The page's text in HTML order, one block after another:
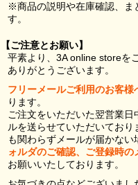
※商品の説明や在庫確認、ま
す。
【ご注意とお願い】
平素より、3A online storeを
ありがとうございます。
フリーメールご利用のお客様
ります。
ご注文をいただいた翌営業
ルを送らせていただいてお
も関わらずメールが届かない
ォルダのご確認、ご登録時
お願いいたしております。